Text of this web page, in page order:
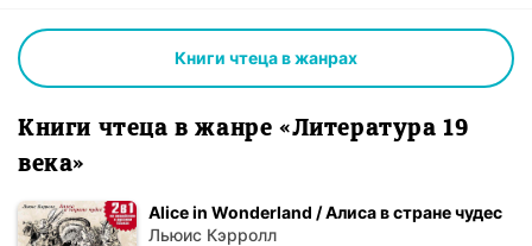
Книги чтеца в жанрах
Книги чтеца в жанре «Литература 19
века»
Alice in Wonderland / Алиса в стране чудес
Льюис Кэрролл